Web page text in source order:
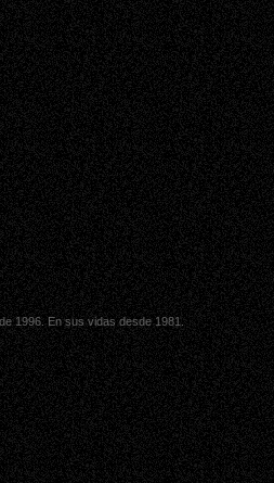
1996. En sus vidas desde 1981.